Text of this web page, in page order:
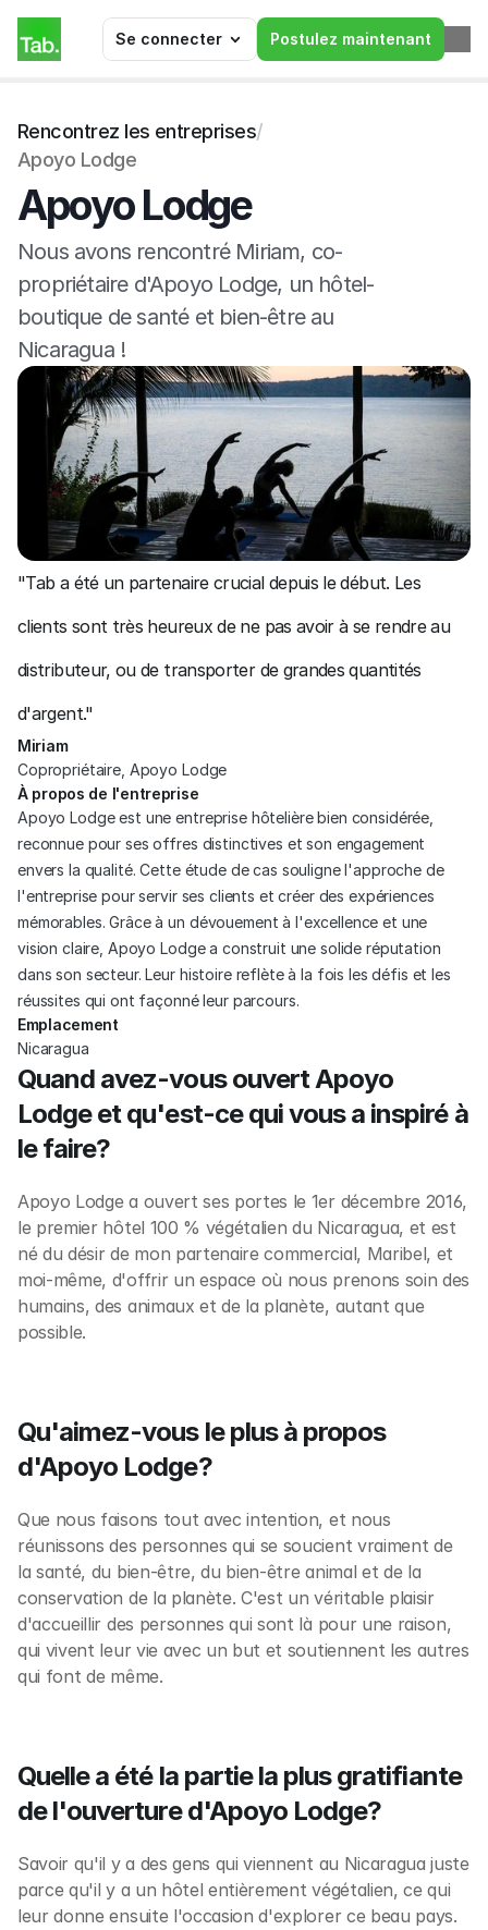
Se connecter Postulez maintenant
Rencontrez les entreprises/
Apoyo Lodge
Apoyo Lodge
Nous avons rencontré Miriam, co-
propriétaire d'Apoyo Lodge, un hôtel-
boutique de santé et bien-être au
Nicaragua !
"Tab a été un partenaire crucial depuis le début. Les
clients sont très heureux de ne pas avoir à se rendre au
distributeur, ou de transporter de grandes quantités
d'argent."
Miriam
Copropriétaire, Apoyo Lodge
À propos de l'entreprise
Apoyo Lodge est une entreprise hôtelière bien considérée,
reconnue pour ses offres distinctives et son engagement
envers la qualité. Cette étude de cas souligne l'approche de
l'entreprise pour servir ses clients et créer des expériences
mémorables. Grâce à un dévouement à l'excellence et une
vision claire, Apoyo Lodge a construit une solide réputation
dans son secteur. Leur histoire reflète à la fois les défis et les
réussites qui ont façonné leur parcours.
Emplacement
Nicaragua
Quand avez-vous ouvert Apoyo
Lodge et qu'est-ce qui vous a inspiré à
le faire?
Apoyo Lodge a ouvert ses portes le 1er décembre 2016,
le premier hôtel 100 % végétalien du Nicaragua, et est
né du désir de mon partenaire commercial, Maribel, et
moi-même, d'offrir un espace où nous prenons soin des
humains, des animaux et de la planète, autant que
possible.
Qu'aimez-vous le plus à propos
d'Apoyo Lodge?
Que nous faisons tout avec intention, et nous
réunissons des personnes qui se soucient vraiment de
la santé, du bien-être, du bien-être animal et de la
conservation de la planète. C'est un véritable plaisir
d'accueillir des personnes qui sont là pour une raison,
qui vivent leur vie avec un but et soutiennent les autres
qui font de même.
Quelle a été la partie la plus gratifiante
de l'ouverture d'Apoyo Lodge?
Savoir qu'il y a des gens qui viennent au Nicaragua juste
parce qu'il y a un hôtel entièrement végétalien, ce qui
leur donne ensuite l'occasion d'explorer ce beau pays.